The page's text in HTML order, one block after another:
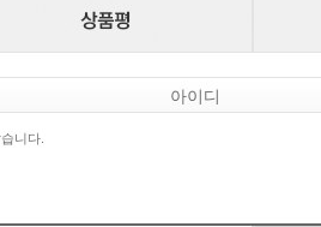
아이디
니다.